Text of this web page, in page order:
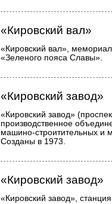
«Кировский вал»
«Кировский вал»,
«Зеленого пояса Славы».
«Кировский завод»
«Кировский завод»
производственное
машино-строитительных и
Созданы в 1973.
«Кировский завод»
«Кировский завод»,